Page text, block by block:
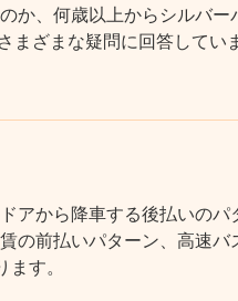
か、何歳以上からシルバー
ざまな疑問に回答してい
から降車する後払いのパ
の前払いパターン、高速バ
す。